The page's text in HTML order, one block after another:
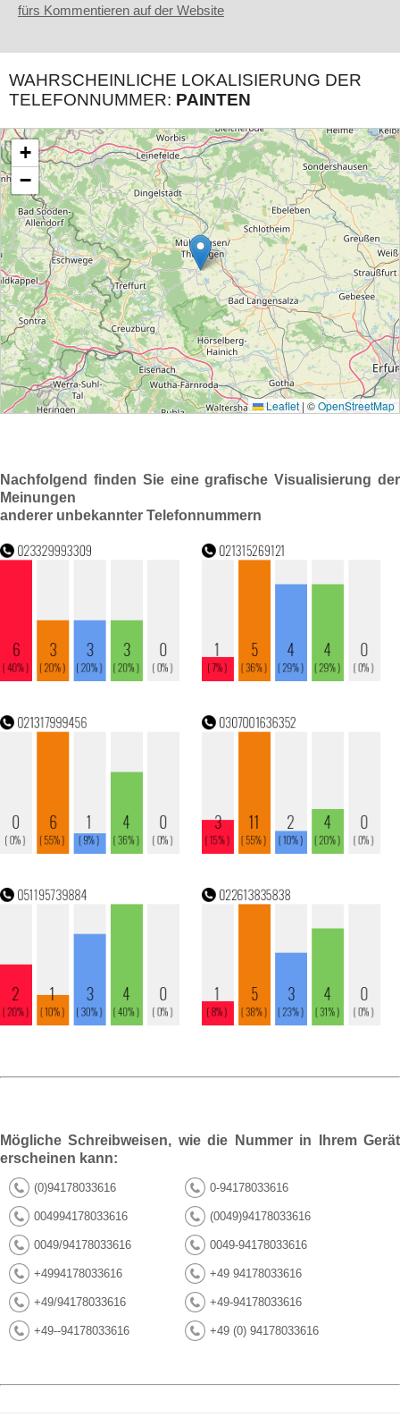
fürs Kommentieren auf der Website
WAHRSCHEINLICHE LOKALISIERUNG DER
TELEFONNUMMER: PAINTEN
Nachfolgend finden Sie eine grafische Visualisierung der
Meinungen
anderer unbekannter Telefonnummern
Mögliche Schreibweisen, wie die Nummer in Ihrem Gerät
erscheinen kann:
(0)94178033616 0-94178033616
004994178033616 (0049)94178033616
0049/94178033616 0049-94178033616
+4994178033616 +49 94178033616
+49/94178033616 +49-94178033616
+49--94178033616 +49 (0) 94178033616